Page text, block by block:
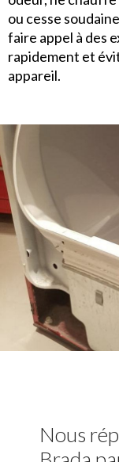
ou cesse
faire appel à des
rapidement et
appareil.
Nous